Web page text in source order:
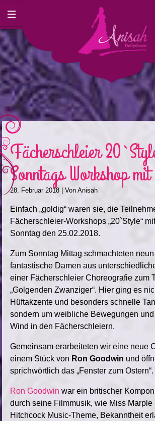
Fächerschleier
Sonntags Workshop
28. Februar 2018 | VonAnisah
Einfach „goldig“ waren sie, die
Fächerschleier-Workshops „20`Style“
Sonntag den 25.02.2018.
Zum Sonntag Mittag schmachteten
fantastische Damen aus
einer Fächerschleier Choreografie zum
„Golgenden Zwanziger“. Hier ging es
Hüftakzente und besonders schnelle
sondern um weibliche Bewegungen
Wind in den Fächerschleiern.
Gemeinsam erarbeiteten wir eine neue
einem Stück von Ron Goodwin und
sprichwörtlich das „Fenster zum Ostern“.
Ron Goodwin war ein britischer
durch seine Filmmusik, wie Miss Marple
Hitchcock Music-Theme, Bekanntheit